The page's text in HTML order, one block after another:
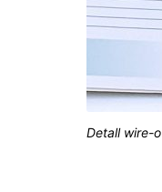
Detall wire-o